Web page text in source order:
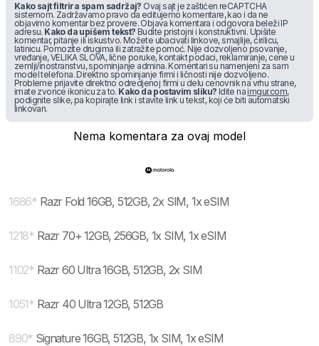
Kako sajt filtrira spam sadržaj? Ovaj sajt je zaštićen reCAPTCHA
sistemom. Zadržavamo pravo da editujemo komentare, kao i da ne
objavimo komentar bez provere. Objava komentara i odgovora beleži IP
adresu. Kako da upišem tekst? Budite pristojni i konstruktivni. Upišite
komentar, pitanje ili iskustvo. Možete ubacivati linkove, smajlije, ćirilicu,
latinicu. Pomozite drugima ili zatražite pomoć. Nije dozvoljeno psovanje,
vređanje, VELIKA SLOVA, lične poruke, kontakt podaci, reklamiranje, cene u
zemlji/inostranstvu, spominjanje admina. Komentari su namenjeni za sam
model telefona. Direktno spominjanje firmi i ličnosti nije dozvoljeno.
Probleme prijavite direktno odredjenoj firmi u delu cenovnik na vrhu strane,
imate zvonce ikonicu za to. Kako da postavim sliku? Idite na imgur.com,
podignite slike, pa kopirajte link i stavite link u tekst, koji će biti automatski
linkovan.
Nema komentara za ovaj model
1686* Razr Fold 16GB, 512GB, 2x SIM, 1x eSIM
1218* Razr 70+ 12GB, 256GB, 1x SIM, 1x eSIM
1102* Razr 60 Ultra 16GB, 512GB, 2x SIM
1051* Razr 40 Ultra 12GB, 512GB
890* Signature 16GB, 512GB, 1x SIM, 1x eSIM